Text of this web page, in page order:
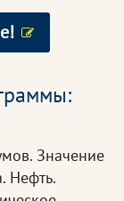
Значение
Нефть.